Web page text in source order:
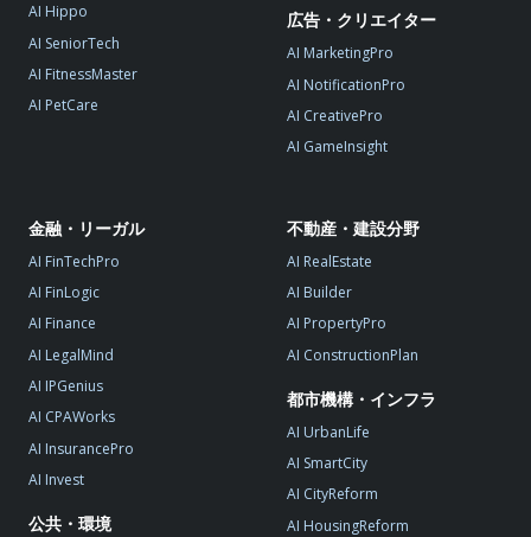
AI Hippo
AI SeniorTech
AI FitnessMaster
AI PetCare
広告・クリエイター
AI MarketingPro
AI NotificationPro
AI CreativePro
AI GameInsight
金融・リーガル
AI FinTechPro
AI FinLogic
AI Finance
AI LegalMind
AI IPGenius
AI CPAWorks
AI InsurancePro
AI Invest
公共・環境
不動産・建設分野
AI RealEstate
AI Builder
AI PropertyPro
AI ConstructionPlan
都市機構・インフラ
AI UrbanLife
AI SmartCity
AI CityReform
AI HousingReform